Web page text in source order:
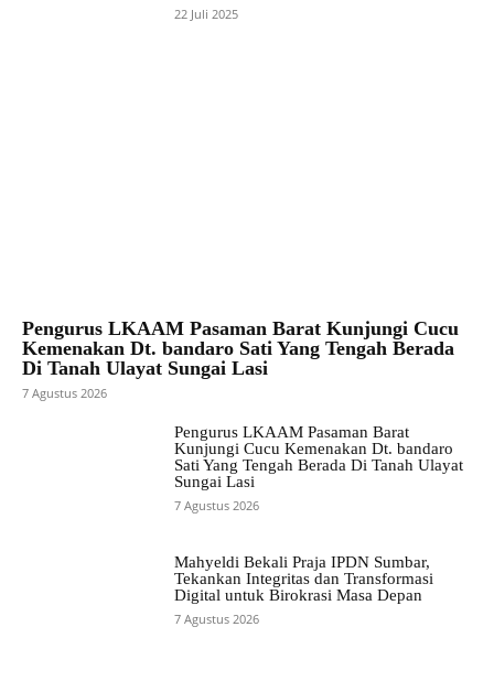
22 Juli 2025
Pengurus LKAAM Pasaman Barat Kunjungi Cucu
Kemenakan Dt. bandaro Sati Yang Tengah Berada
Di Tanah Ulayat Sungai Lasi
7 Agustus 2026
Pengurus LKAAM Pasaman Barat
Kunjungi Cucu Kemenakan Dt. bandaro
Sati Yang Tengah Berada Di Tanah Ulayat
Sungai Lasi
7 Agustus 2026
Mahyeldi Bekali Praja IPDN Sumbar,
Tekankan Integritas dan Transformasi
Digital untuk Birokrasi Masa Depan
7 Agustus 2026